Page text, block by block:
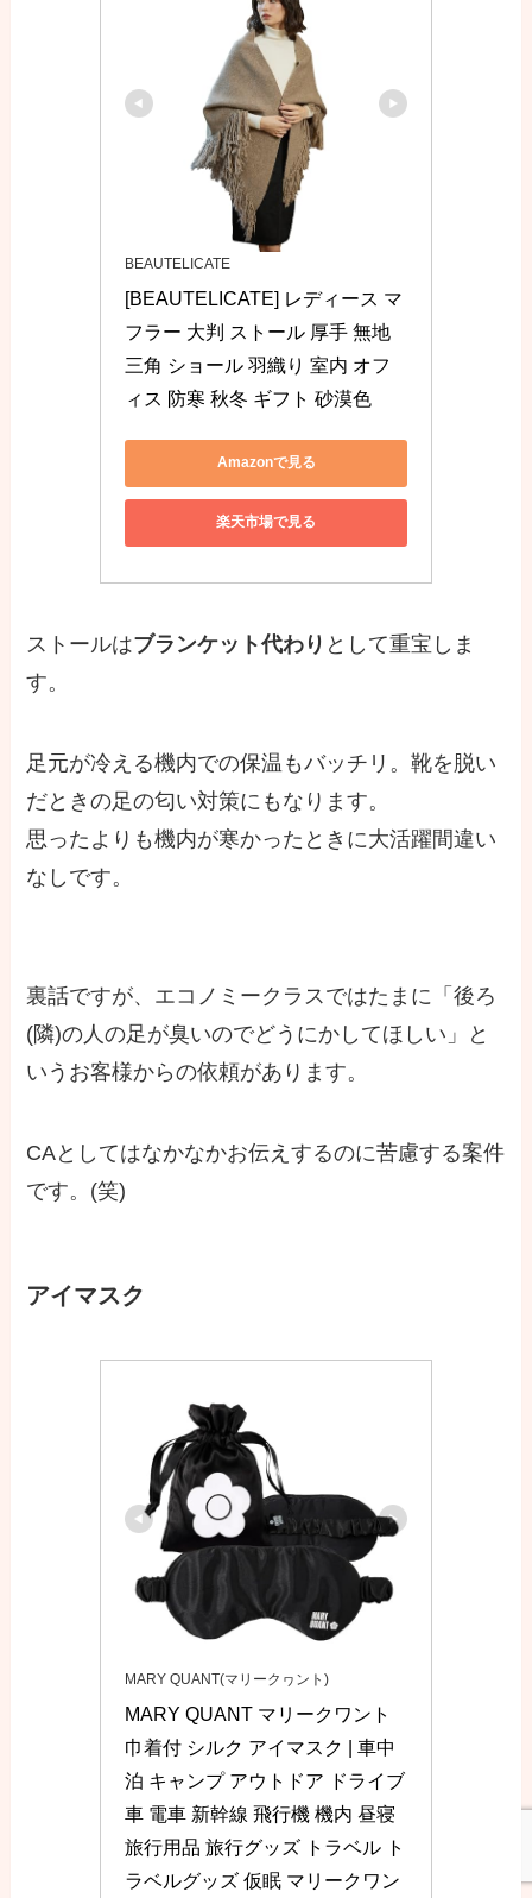
BEAUTELICATE
[BEAUTELICATE] レディース マ
フラー 大判 ストール 厚手 無地
三角 ショール 羽織り 室内 オフ
ィス 防寒 秋冬 ギフト 砂漠色
Amazonで見る
楽天市場で見る
ストールはブランケット代わり として重宝しま
す。
足元が冷える機内での保温もバッチリ。靴を脱い
だときの足の匂い対策にもなります。
思ったよりも機内が寒かったときに大活躍間違い
なしです。
裏話ですが、エコノミークラスではたまに「後ろ
(隣)の人の足が臭いのでどうにかしてほしい」と
いうお客様からの依頼があります。
CAとしてはなかなかお伝えするのに苦慮する案件
です。(笑)
アイマスク
MARY QUANT(マリークヮント)
MARY QUANT マリークワント
巾着付 シルク アイマスク | 車中
泊 キャンプ アウトドア ドライブ
車 電車 新幹線 飛行機 機内 昼寝
旅行用品 旅行グッズ トラベル ト
ラベルグッズ 仮眠 マリークワン